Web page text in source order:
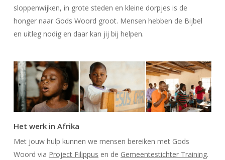
sloppenwijken, in grote steden en kleine dorpjes is de
honger naar Gods Woord groot. Mensen hebben de Bijbel
en uitleg nodig en daar kan jij bij helpen.
Het werk in Afrika
Met jouw hulp kunnen we mensen bereiken met Gods
Woord via Project Filippus en de Gemeentestichter Training.